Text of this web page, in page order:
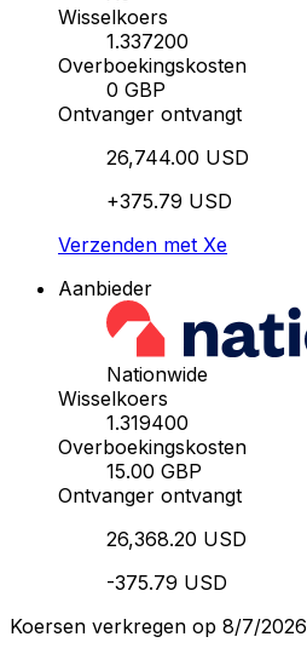
Wisselkoers
1.337200
Overboekingskosten
0 GBP
Ontvanger ontvangt
26,744.00 USD
+375.79 USD
Verzenden met Xe
Aanbieder
Nationwide
Wisselkoers
1.319400
Overboekingskosten
15.00 GBP
Ontvanger ontvangt
26,368.20 USD
-375.79 USD
Koersen verkregen op 8/7/2026